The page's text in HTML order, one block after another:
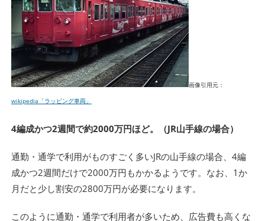
画像引用元：
wikipedia「ラッピング車両」
4編成かつ2週間で約2000万円ほど。（JR山手線の場合）
通勤・通学で利用がものすごく多いJRの山手線の場合、4編
成かつ2週間だけで2000万円もかかるようです。なお、1か
月だと少し割安の2800万円が必要になります。
このように通勤・通学で利用者が多いため、広告費も高くな